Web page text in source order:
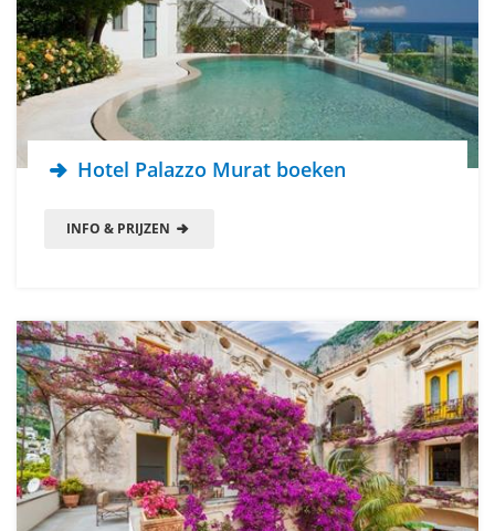
Hotel Palazzo Murat boeken
INFO & PRIJZEN